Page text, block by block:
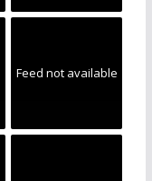
Feed not available